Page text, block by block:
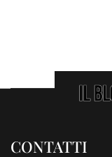
CONTATTI